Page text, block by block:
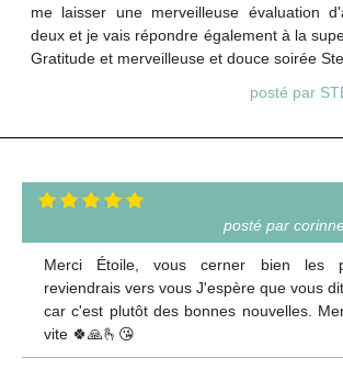
me laisser une merveilleuse évaluation
deux et je vais répondre également à la
Gratitude et merveilleuse et douce soirée
posté par
posté par
Merci Étoile, vous cerner bien les
reviendrais vers vous J'espère que vous
car c'est plutôt des bonnes nouvelles.
vite 🍀🙏🫰😘